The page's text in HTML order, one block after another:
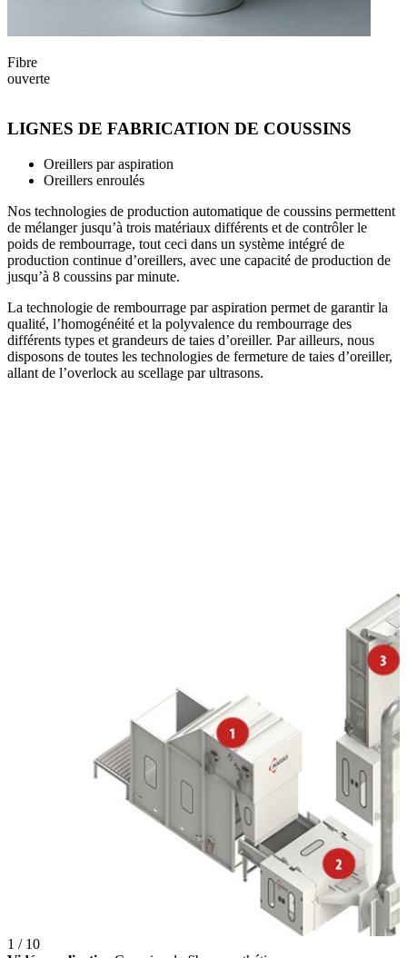
Fibre
ouverte
LIGNES DE FABRICATION DE COUSSINS
Oreillers par aspiration
Oreillers enroulés
Nos technologies de production automatique de coussins permettent
de mélanger jusqu’à trois matériaux différents et de contrôler le
poids de rembourrage, tout ceci dans un système intégré de
production continue d’oreillers, avec une capacité de production de
jusqu’à 8 coussins par minute.
La technologie de rembourrage par aspiration permet de garantir la
qualité, l’homogénéité et la polyvalence du rembourrage des
différents types et grandeurs de taies d’oreiller. Par ailleurs, nous
disposons de toutes les technologies de fermeture de taies d’oreiller,
allant de l’overlock au scellage par ultrasons.
1 / 10